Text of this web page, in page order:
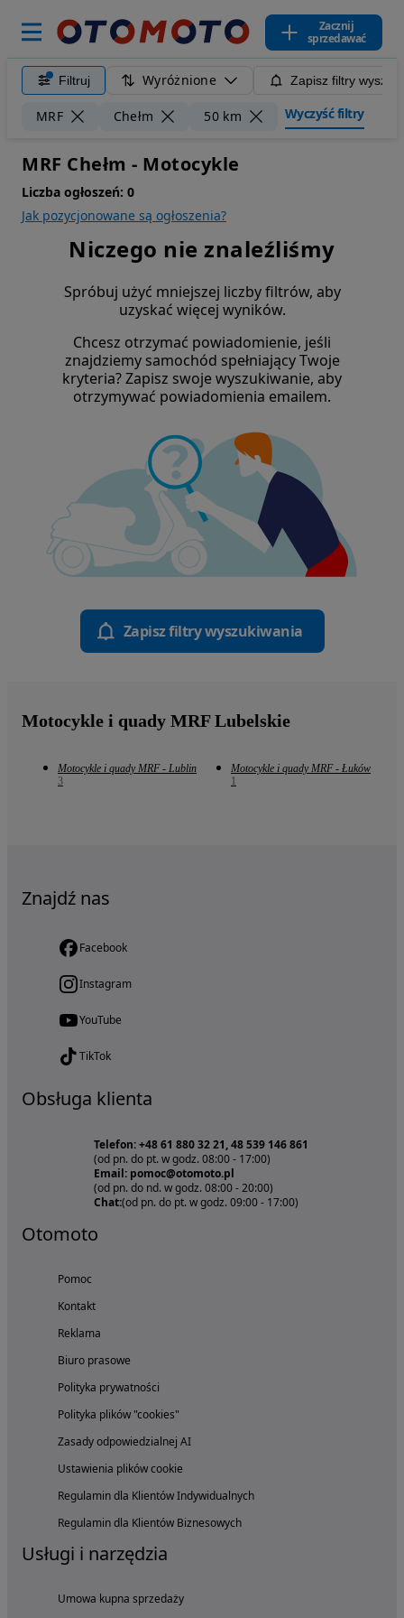
Zacznij
sprzedawać
Filtruj Wyróżnione Zapisz filtry
MRF Chełm 50 km Wyczyść filtry
MRF Chełm - Motocykle
Liczba ogłoszeń: 0
Jak pozycjonowane są ogłoszenia?
Niczego nie znaleźliśmy
Spróbuj użyć mniejszej liczby filtrów, aby
uzyskać więcej wyników.
Chcesz otrzymać powiadomienie, jeśli
znajdziemy samochód spełniający Twoje
kryteria? Zapisz swoje wyszukiwanie, aby
otrzymywać powiadomienia emailem.
Zapisz filtry wyszukiwania
Motocykle i quady MRF Lubelskie
Motocykle i quady MRF - Lublin
3
Motocykle i quady MRF - Łuków
1
Znajdź nas
Facebook
Instagram
YouTube
TikTok
Obsługa klienta
Telefon: +48 61 880 32 21, 48 539 146 861
(od pn. do pt. w godz. 08:00 - 17:00)
Email: pomoc@otomoto.pl
(od pn. do nd. w godz. 08:00 - 20:00)
Chat:(od pn. do pt. w godz. 09:00 - 17:00)
Otomoto
Pomoc
Kontakt
Reklama
Biuro prasowe
Polityka prywatności
Polityka plików "cookies"
Zasady odpowiedzialnej AI
Ustawienia plików cookie
Regulamin dla Klientów Indywidualnych
Regulamin dla Klientów Biznesowych
Usługi i narzędzia
Umowa kupna sprzedaży